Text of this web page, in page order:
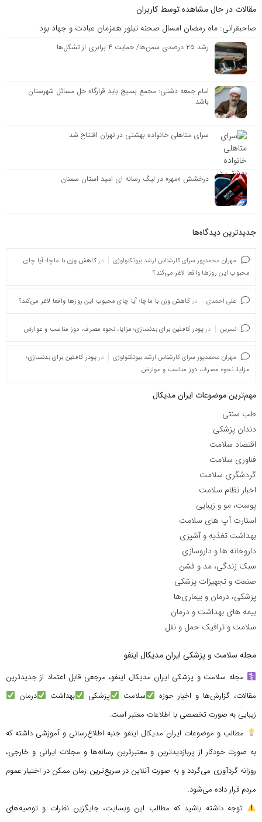
مقالات در حال مشاهده توسط کاربران
صاحبقرانی: ماه رمضان امسال صحنه تبلور همزمان عبادت و جهاد بود
رشد ۲۵ درصدی سمن‌ها/ حمایت ۴ برابری از تشکل‌ها
امام جمعه دشتی: مجمع بسیج باید قرارگاه حل مسائل شهرستان
باشد
سرای متاهلی خانواده بهشتی در تهران افتتاح شد
درخشش «مهر» در لیگ رسانه ای امید استان سمنان
جدیدترین دیدگاه‌‌ها
مهران محمدپور سرای کارشناس ارشد بیوتکنولوژی در کاهش وزن با ماچا؛ آیا چای
محبوب این روزها واقعا لاغر می‌کند؟
علی احمدی در کاهش وزن با ماچا؛ آیا چای محبوب این روزها واقعا لاغر می‌کند؟
نسرین در پودر کافئین برای بدنسازی؛ مزایا، نحوه مصرف، دوز مناسب و عوارض
مهران محمدپور سرای کارشناس ارشد بیوتکنولوژی در پودر کافئین برای بدنسازی؛
مزایا، نحوه مصرف، دوز مناسب و عوارض
مهم‌ترین موضوعات ایران مدیکال
طب سنتی
دندان پزشکی
اقتصاد سلامت
فناوری سلامت
گردشگری سلامت
اخبار نظام سلامت
پوست، مو و زیبایی
استارت آپ های سلامت
بهداشت تغذیه و آشپزی
داروخانه ها و داروسازی
سبک زندگی، مد و فشن
صنعت و تجهیزات پزشکی
پزشکی، درمان و بیماری‌ها
بیمه های بهداشت و درمان
سلامت و ترافیک حمل و نقل
مجله سلامت و پزشکی ایران مدیکال اینفو
مجله سلامت و پزشکی ایران مدیکال اینفو، مرجعی قابل اعتماد از جدیدترین
مقالات، گزارش‌ها و اخبار حوزه
سلامت پزشکی بهداشت
درمان
زیبایی به صورت تخصصی با اطلاعات معتبر است.
مطالب و موضوعات ایران مدیکال اینفو جنبه اطلاع‌رسانی و آموزشی داشته که
به صورت خودکار از پربازدیدترین و معتبرترین رسانه‌ها و مجلات ایرانی و خارجی،
روزانه گردآوری می‌گردد و به صورت آنلاین در سریع‌ترین زمان ممکن در اختیار عموم
مردم قرار داده می‌شود.
توجه داشته باشید که مطالب این وبسایت، جایگزین نظرات و توصیه‌های